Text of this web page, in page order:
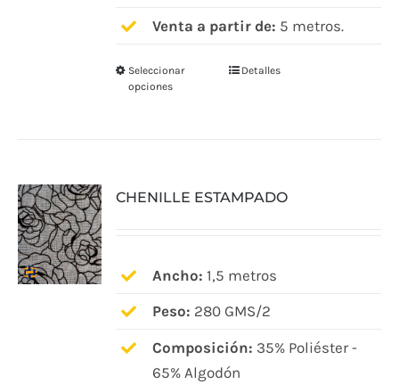
producto
Venta a partir de: 5 metros.
Seleccionar
opciones
Este
Las
pueden
la
página
Detalles
CHENILLE ESTAMPADO
Ancho: 1,5 metros
Peso: 280 GMS/2
Composición: 35% Poliéster -
65% Algodón